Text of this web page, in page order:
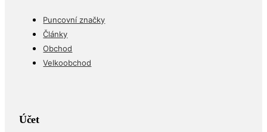
Puncovní značky
Články
Obchod
Velkoobchod
Účet